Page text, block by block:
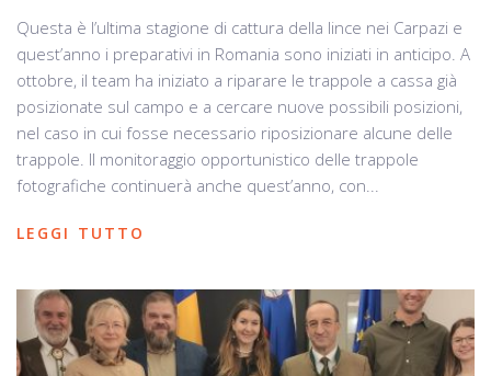
Questa è l’ultima stagione di cattura della lince nei Carpazi e
quest’anno i preparativi in Romania sono iniziati in anticipo. A
ottobre, il team ha iniziato a riparare le trappole a cassa già
posizionate sul campo e a cercare nuove possibili posizioni,
nel caso in cui fosse necessario riposizionare alcune delle
trappole. Il monitoraggio opportunistico delle trappole
fotografiche continuerà anche quest’anno, con...
LEGGI TUTTO